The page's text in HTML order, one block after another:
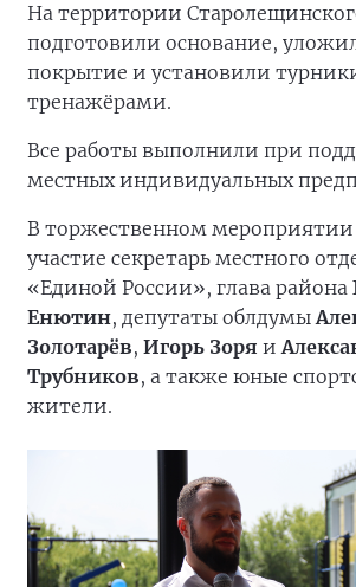
На территории
подготовили основание,
покрытие и установили
тренажёрами.
Все работы выполнили при
местных индивидуальных
В торжественном
участие секретарь местного
«Единой России», глава района
Енютин, депутаты облдумы
Золотарёв, Игорь Зоря и
Трубников, а также юные
жители.